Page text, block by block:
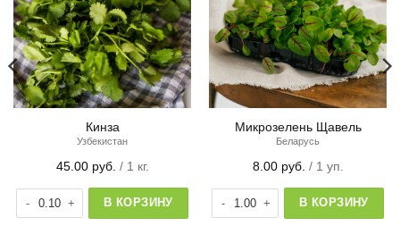
Кинза
Узбекистан
45.00 руб. / 1 кг.
Количество товара Кинза
В КОРЗИНУ
Микрозелень Щавель
Беларусь
8.00 руб. / 1 уп.
Количество товара Микрозелень
В КОРЗИНУ